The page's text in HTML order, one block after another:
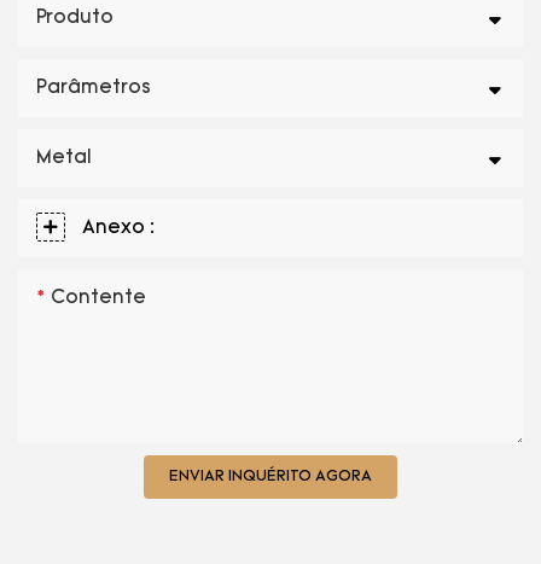
Produto
Parâmetros
Metal
Anexo :
Contente
ENVIAR INQUÉRITO AGORA